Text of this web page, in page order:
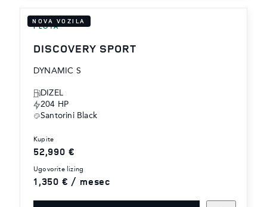
NOVA VOZILA
FLOTA
DISCOVERY SPORT
DYNAMIC S
DIZEL
204 HP
Santorini Black
kupite
52,990 €
ugovorite lizing
1,350 € / mesec